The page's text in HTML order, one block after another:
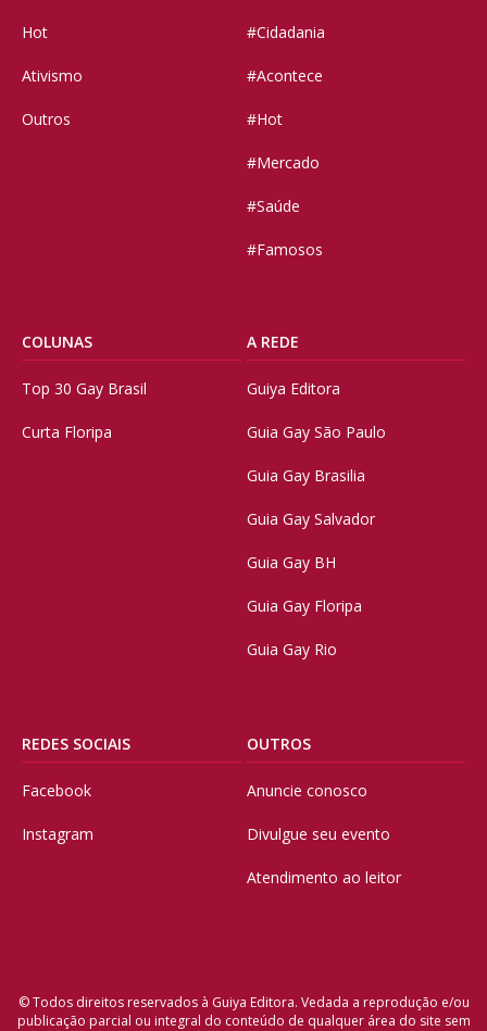
Hot
Ativismo
Outros
#Cidadania
#Acontece
#Hot
#Mercado
#Saúde
#Famosos
COLUNAS
Top 30 Gay Brasil
Curta Floripa
A REDE
Guiya Editora
Guia Gay São Paulo
Guia Gay Brasilia
Guia Gay Salvador
Guia Gay BH
Guia Gay Floripa
Guia Gay Rio
REDES SOCIAIS
Facebook
Instagram
OUTROS
Anuncie conosco
Divulgue seu evento
Atendimento ao leitor
© Todos direitos reservados à Guiya Editora. Vedada a reprodução e/ou
publicação parcial ou integral do conteúdo de qualquer área do site sem